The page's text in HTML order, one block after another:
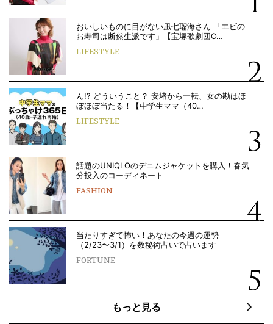
おいしいものに目がない凪七瑠海さん 「エビの
お寿司は断然生派です」【宝塚歌劇団O…
LIFESTYLE
ん!? どういうこと？ 安堵から一転、女の勘はほ
ぼほぼ当たる！【中学生ママ（40…
LIFESTYLE
話題のUNIQLOのデニムジャケットを購入！春気
分投入のコーディネート
FASHION
当たりすぎて怖い！あなたの今週の運勢
（2/23〜3/1）を数秘術占いで占います
FORTUNE
もっと見る